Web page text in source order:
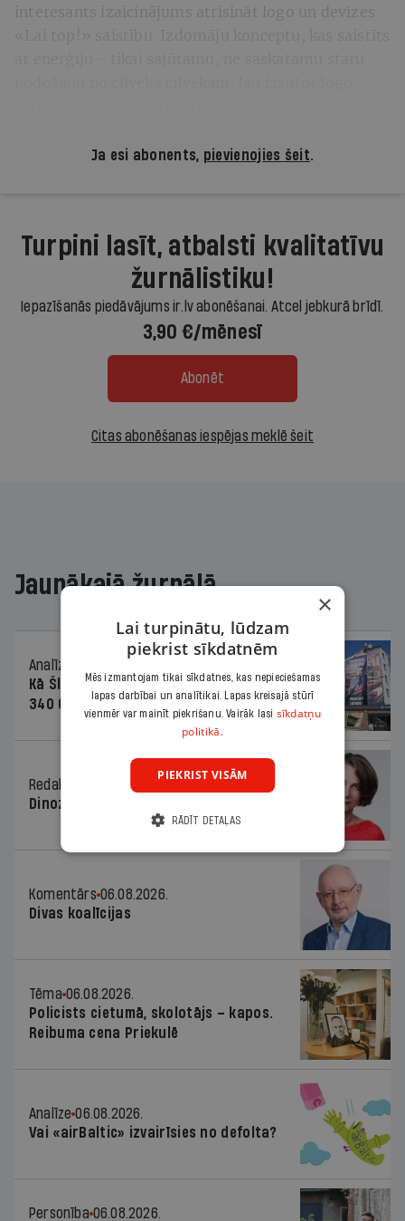
interesants izaicinājums atrisināt logo un devīzes
Ja esi abonents, pievienojies šeit.
Turpini lasīt, atbalsti kvalitatīvu
žurnālistiku!
Iepazīšanās piedāvājums ir.lv abonēšanai. Atcel jebkurā brīdī.
3,90 €/mēnesī
Abonēt
Citas abonēšanas iespējas meklē šeit
Jaunākajā žurnālā
Analīze
Kā Šlesera partija palika nesodīta par
340 000 vērtu reklāmas kampaņu
Redaktores sleja
Dinozaura triks
Komentārs 06.08.2026.
Divas koalīcijas
Tēma 06.08.2026.
Policists cietumā, skolotājs – kapos.
Reibuma cena Priekulē
Analīze 06.08.2026.
Vai «airBaltic» izvairīsies no defolta?
Personība 06.08.2026.
×
Lai turpinātu, lūdzam
piekrist sīkdatnēm
Mēs izmantojam tikai sīkdatnes, kas nepieciešamas
lapas darbībai un analītikai. Lapas kreisajā stūrī
vienmēr var mainīt piekrišanu. Vairāk lasi sīkdatņu
politikā.
PIEKRIST VISĀM
RĀDĪT DETAĻAS